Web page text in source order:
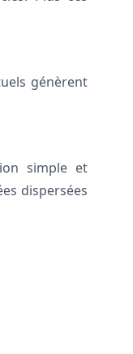
génèrent
simple et
dispersées